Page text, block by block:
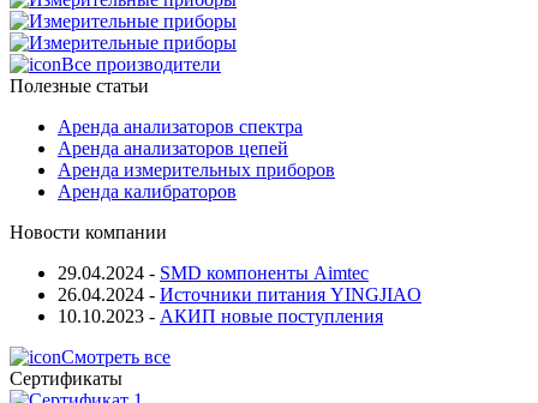
Все производители
Полезные статьи
Аренда анализаторов спектра
Аренда анализаторов цепей
Аренда измерительных приборов
Аренда калибраторов
Новости компании
29.04.2024 - SMD компоненты Aimtec
26.04.2024 - Источники питания YINGJIAO
10.10.2023 - АКИП новые поступления
Смотреть все
Сертификаты